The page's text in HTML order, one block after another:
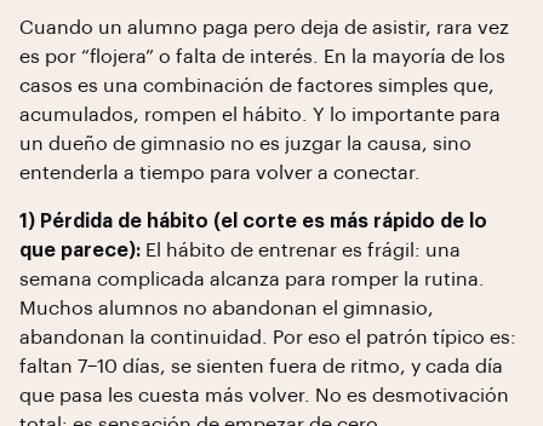
Cuando un alumno paga pero deja de asistir, rara vez
es por “flojera” o falta de interés. En la mayoría de los
casos es una combinación de factores simples que,
acumulados, rompen el hábito. Y lo importante para
un dueño de gimnasio no es juzgar la causa, sino
entenderla a tiempo para volver a conectar.
1) Pérdida de hábito (el corte es más rápido de lo
que parece): El hábito de entrenar es frágil: una
semana complicada alcanza para romper la rutina.
Muchos alumnos no abandonan el gimnasio,
abandonan la continuidad. Por eso el patrón típico es:
faltan 7–10 días, se sienten fuera de ritmo, y cada día
que pasa les cuesta más volver. No es desmotivación